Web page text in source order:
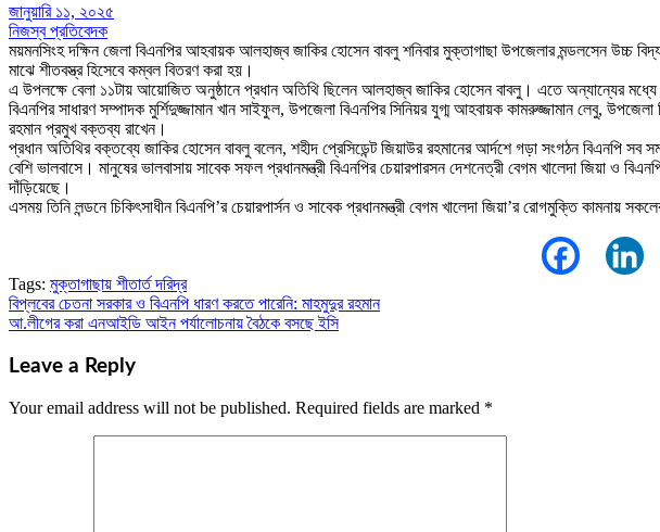
জানুয়ারি ১১, ২০২৫
নিজস্ব প্রতিবেদক
ময়মনসিংহ দক্ষিন জেলা বিএনপির আহবায়ক আলহাজ্ব জাকির হোসেন বাবলু শনিবার মুক্তাগাছা উপজেলার মন্ডলসেন উচ্চ
মাঝে শীতবস্ত্র হিসেবে কম্বল বিতরণ করা হয়।
এ উপলক্ষে বেলা ১১টায় আয়োজিত অনুষ্ঠানে প্রধান অতিথি ছিলেন আলহাজ্ব জাকির হোসেন বাবলু। এতে অন্যান্যের
বিএনপির সাধারণ সম্পাদক মুর্শিদুজ্জামান খান সাইফুল, উপজেলা বিএনপির সিনিয়র যুগ্ম আহবায়ক কামরুজ্জামান লেবু,
রহমান প্রমুখ বক্তব্য রাখেন।
প্রধান অতিথির বক্তব্যে জাকির হোসেন বাবলু বলেন, শহীদ প্রেসিডেন্ট জিয়াউর রহমানের আর্দশে গড়া সংগঠন বিএনপি
বেশি ভালবাসে। মানুষের ভালবাসায় সাবেক সফল প্রধানমন্ত্রী বিএনপির চেয়ারপারসন দেশনেত্রী বেগম খালেদা জিয়া ও
দাঁড়িয়েছে।
এসময় তিনি লন্ডনে চিকিৎসাধীন বিএনপি’র চেয়ারপার্সন ও সাবেক প্রধানমন্ত্রী বেগম খালেদা জিয়া’র রোগমুক্তি কামনায়
Tags: মুক্তাগাছায় শীতার্ত দরিদ্র
Post
navigation
বিপ্লবের চেতনা সরকার ও বিএনপি ধারণ করতে পারেনি: মাহমুদুর রহমান
আ.লীগের করা এনআইডি আইন পর্যালোচনায় বৈঠকে বসছে ইসি
Leave a Reply
Your email address will not be published. Required fields are marked *